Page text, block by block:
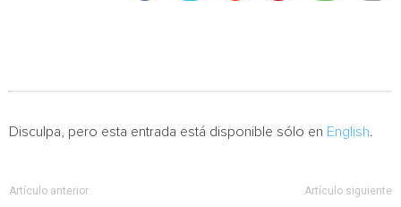
Disculpa, pero esta entrada está disponible sólo en English
Artículo anterior Artículo siguiente